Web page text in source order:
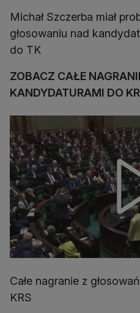
Michał Szczerba miał
głosowaniu nad
do TK
ZOBACZ CAŁE
KANDYDATURAMI DO
Całe nagranie z
KRS